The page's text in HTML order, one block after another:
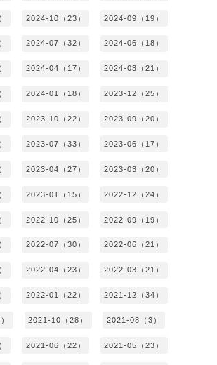
2024-10（23） 2024-09（19）
2024-07（32） 2024-06（18）
2024-04（17） 2024-03（21）
2024-01（18） 2023-12（25）
2023-10（22） 2023-09（20）
2023-07（33） 2023-06（17）
2023-04（27） 2023-03（20）
2023-01（15） 2022-12（24）
2022-10（25） 2022-09（19）
2022-07（30） 2022-06（21）
2022-04（23） 2022-03（21）
2022-01（22） 2021-12（34）
2021-10（28） 2021-08（3）
2021-06（22） 2021-05（23）